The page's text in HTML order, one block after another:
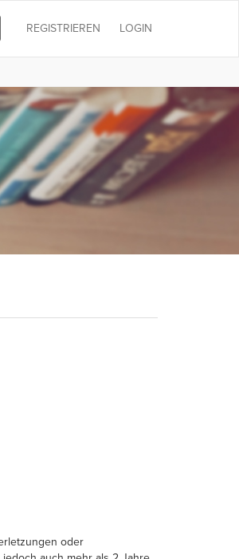
LOGIN
REGISTRIEREN
oder